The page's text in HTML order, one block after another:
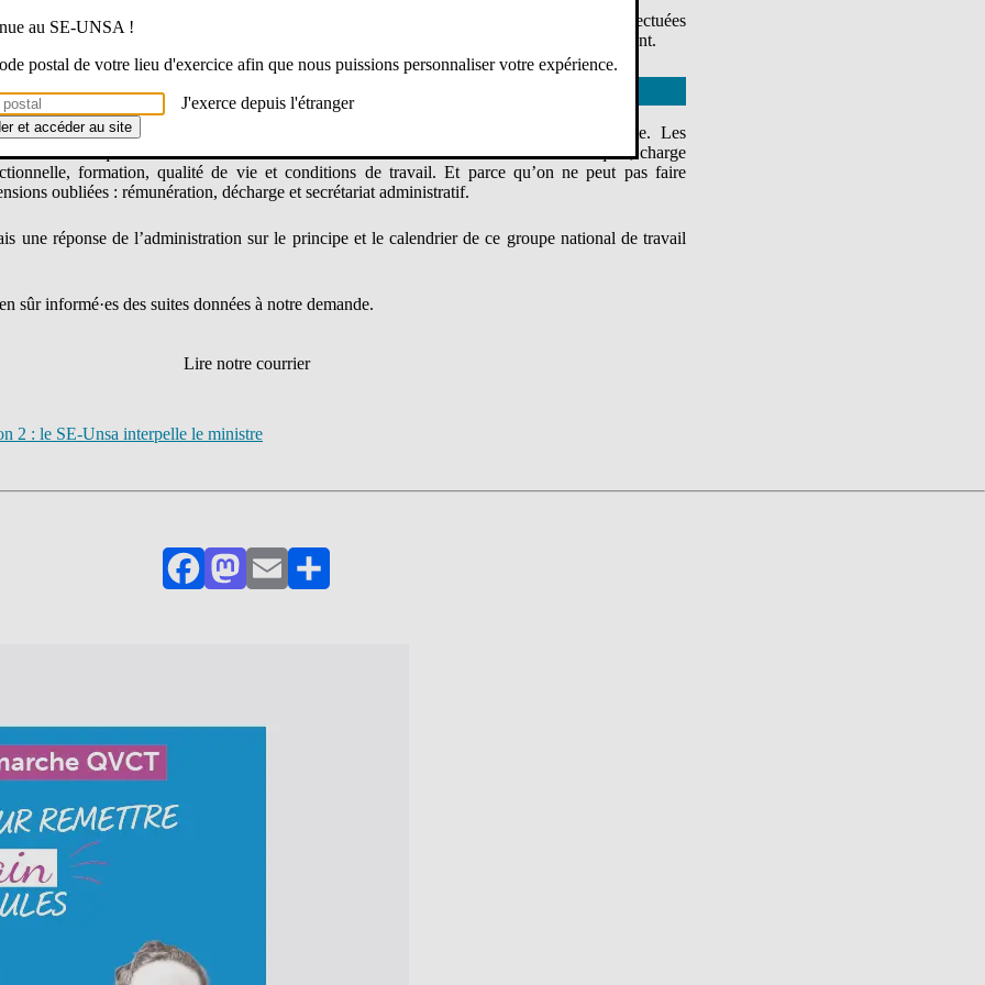
s’est même aggravée : déploiement chaotique d’Onde Version 2, mises à jour effectuées
des injonctions, et désormais un référentiel métier publié sans que les moyens suivent.
pour les directeur·rices d’école
espace de dialogue social dédié, pas une instance d’information descendante. Les
sont celles que nous remontent les directeurs et directrices d’école : outils numériques, charge
formation, qualité de vie et conditions de travail. Et parce qu’on ne peut pas faire
oubliées : rémunération, décharge et secrétariat administratif.
une réponse de l’administration sur le principe et le calendrier de ce groupe national de travail
sûr informé·es des suites données à notre demande.
Lire notre courrier
2 : le SE-Unsa interpelle le ministre
FacebookMastodon
EmailPartager
au SE-UNSA !
postal de votre lieu d'exercice afin que nous puissions personnaliser votre expérience.
J'exerce depuis l'étranger
et accéder au site